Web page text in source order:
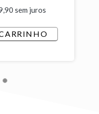
sem juros